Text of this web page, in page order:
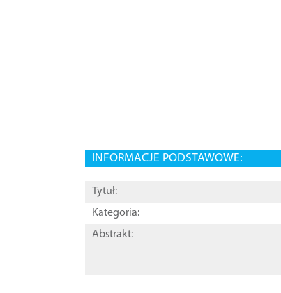
INFORMACJE PODSTAWOWE:
Tytuł:
Kategoria:
Abstrakt: